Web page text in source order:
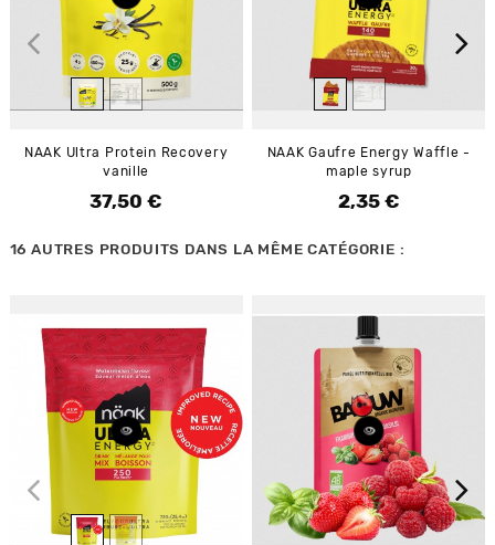
NAAK Ultra Protein Recovery
vanille
Prix
37,50 €
NAAK Gaufre Energy Waffle -
maple syrup
Prix
2,35 €
16 AUTRES PRODUITS DANS LA MÊME CATÉGORIE :